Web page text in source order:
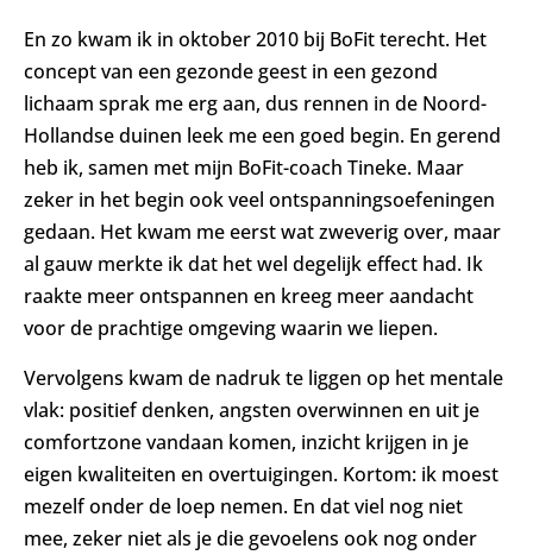
En zo kwam ik in oktober 2010 bij BoFit terecht. Het
concept van een gezonde geest in een gezond
lichaam sprak me erg aan, dus rennen in de Noord-
Hollandse duinen leek me een goed begin. En gerend
heb ik, samen met mijn BoFit-coach Tineke. Maar
zeker in het begin ook veel ontspanningsoefeningen
gedaan. Het kwam me eerst wat zweverig over, maar
al gauw merkte ik dat het wel degelijk effect had. Ik
raakte meer ontspannen en kreeg meer aandacht
voor de prachtige omgeving waarin we liepen.
Vervolgens kwam de nadruk te liggen op het mentale
vlak: positief denken, angsten overwinnen en uit je
comfortzone vandaan komen, inzicht krijgen in je
eigen kwaliteiten en overtuigingen. Kortom: ik moest
mezelf onder de loep nemen. En dat viel nog niet
mee, zeker niet als je die gevoelens ook nog onder